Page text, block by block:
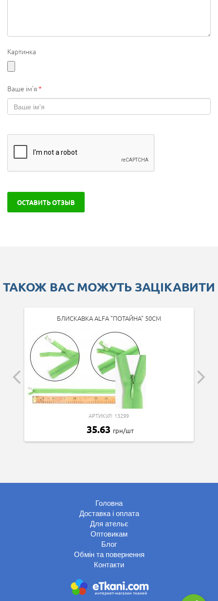
Картинка
Ваше ім'я*
ОСТАВИТЬ ОТЗЫВ
ТАКОЖ ВАС МОЖУТЬ ЗАЦІКАВИТИ
БЛИСКАВКА ALFA "ПОТАЙНА" 50СМ
АРТИКУЛ: 13299
35.63 грн/шт
Головна
Доставка і оплата
Для ательє
Оптовикам
Блог
Обмін та повернення
Контакти